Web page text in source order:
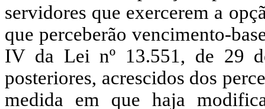
servidores que exercerem a
que perceberão vencimento-
IV da Lei nº 13.551, de 29
posteriores, acrescidos dos
medida em que haja